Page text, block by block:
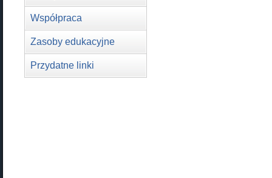
Współpraca
Zasoby edukacyjne
Przydatne linki